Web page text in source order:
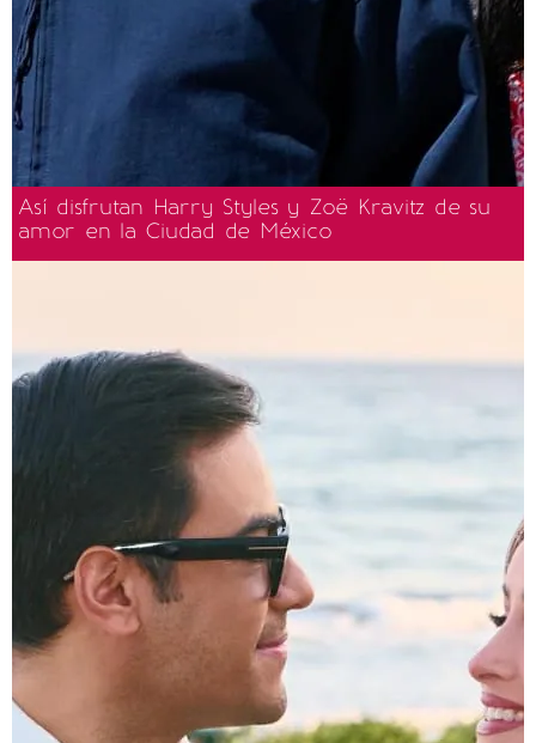
Así disfrutan Harry Styles y Zoë Kravitz de su
amor en la Ciudad de México